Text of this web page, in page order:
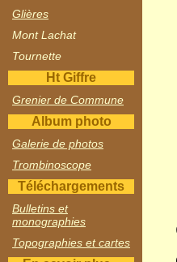
Glières
Mont Lachat
Tournette
Ht Giffre
Grenier de Commune
Album photo
Galerie de photos
Trombinoscope
Téléchargements
Bulletins et
monographies
Topographies et cartes